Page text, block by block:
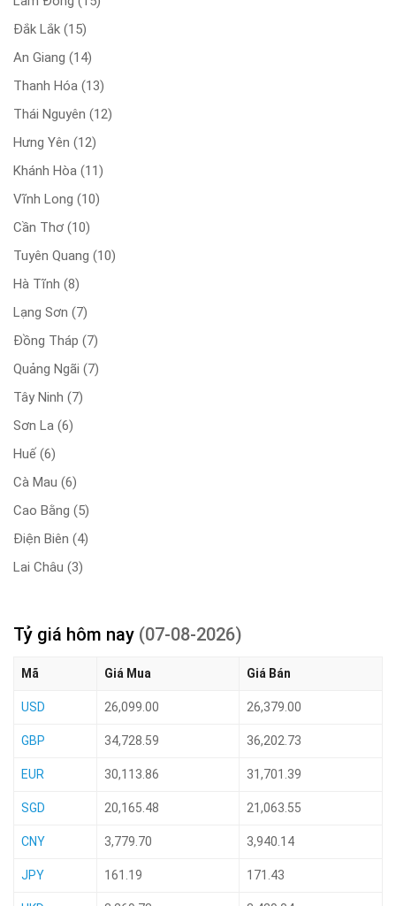
Đắk Lắk (15)
An Giang (14)
Thanh Hóa (13)
Thái Nguyên (12)
Hưng Yên (12)
Khánh Hòa (11)
Vĩnh Long (10)
Cần Thơ (10)
Tuyên Quang (10)
Hà Tĩnh (8)
Lạng Sơn (7)
Đồng Tháp (7)
Quảng Ngãi (7)
Tây Ninh (7)
Sơn La (6)
Huế (6)
Cà Mau (6)
Cao Bằng (5)
Điện Biên (4)
Lai Châu (3)
Tỷ giá hôm nay (07-08-2026)
Mã Giá Mua Giá Bán
USD 26,099.00 26,379.00
GBP 34,728.59 36,202.73
EUR 30,113.86 31,701.39
SGD 20,165.48 21,063.55
CNY 3,779.70 3,940.14
JPY 161.19 171.43